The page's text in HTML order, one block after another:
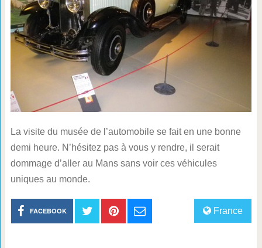
La visite du musée de l’automobile se fait en une bonne
demi heure. N’hésitez pas à vous y rendre, il serait
dommage d’aller au Mans sans voir ces véhicules
uniques au monde.
France
FACEBOOK